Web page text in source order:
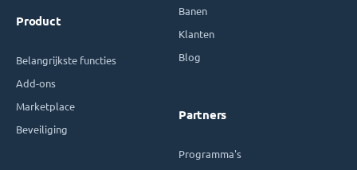
Product
Belangrijkste functies
Add-ons
Marketplace
Beveiliging
Banen
Klanten
Blog
Partners
Programma's